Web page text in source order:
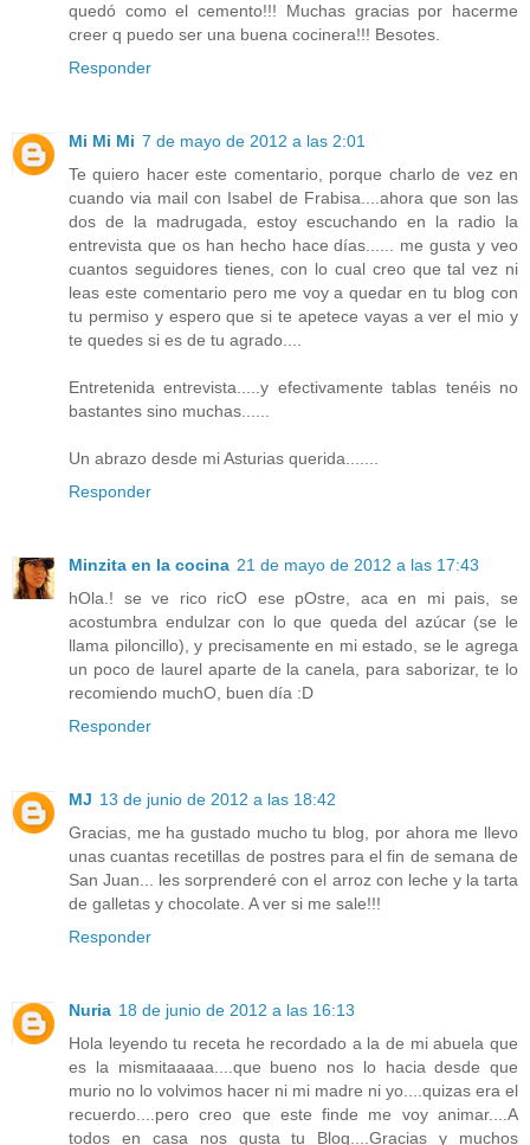
quedó como el cemento!!! Muchas gracias por hacerme
creer q puedo ser una buena cocinera!!! Besotes.
Responder
Mi Mi Mi 7 de mayo de 2012 a las 2:01
Te quiero hacer este comentario, porque charlo de vez en
cuando via mail con Isabel de Frabisa....ahora que son las
dos de la madrugada, estoy escuchando en la radio la
entrevista que os han hecho hace días...... me gusta y veo
cuantos seguidores tienes, con lo cual creo que tal vez ni
leas este comentario pero me voy a quedar en tu blog con
tu permiso y espero que si te apetece vayas a ver el mio y
te quedes si es de tu agrado....
Entretenida entrevista.....y efectivamente tablas tenéis no
bastantes sino muchas......
Un abrazo desde mi Asturias querida.......
Responder
Minzita en la cocina 21 de mayo de 2012 a las 17:43
hOla.! se ve rico ricO ese pOstre, aca en mi pais, se
acostumbra endulzar con lo que queda del azúcar (se le
llama piloncillo), y precisamente en mi estado, se le agrega
un poco de laurel aparte de la canela, para saborizar, te lo
recomiendo muchO, buen día :D
Responder
MJ 13 de junio de 2012 a las 18:42
Gracias, me ha gustado mucho tu blog, por ahora me llevo
unas cuantas recetillas de postres para el fin de semana de
San Juan... les sorprenderé con el arroz con leche y la tarta
de galletas y chocolate. A ver si me sale!!!
Responder
Nuria 18 de junio de 2012 a las 16:13
Hola leyendo tu receta he recordado a la de mi abuela que
es la mismitaaaaa....que bueno nos lo hacia desde que
murio no lo volvimos hacer ni mi madre ni yo....quizas era el
recuerdo....pero creo que este finde me voy animar....A
todos en casa nos gusta tu Blog....Gracias y muchos